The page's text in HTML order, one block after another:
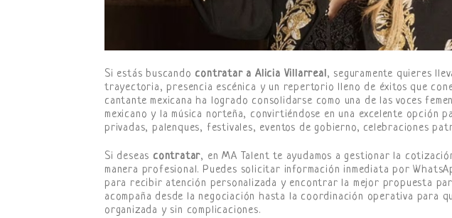
Si estás buscando contratar a Alicia Villarreal, seguramente quieres
trayectoria, presencia escénica y un repertorio lleno de éxitos que
cantante mexicana ha logrado consolidarse como una de las voces
mexicano y la música norteña, convirtiéndose en una excelente opción
privadas, palenques, festivales, eventos de gobierno, celebraciones
Si deseas contratar, en MA Talent te ayudamos a gestionar la
manera profesional. Puedes solicitar información inmediata por
para recibir atención personalizada y encontrar la mejor propuesta
acompaña desde la negociación hasta la coordinación operativa para
organizada y sin complicaciones.